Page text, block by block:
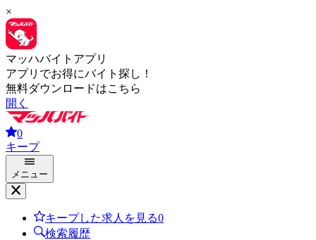
×
マッハバイトアプリ
アプリでお得にバイト探し！
無料ダウンロードはこちら
開く
0
キープ
メニュー
キープした求人を見る0
検索履歴